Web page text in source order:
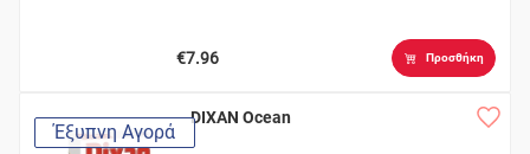
€7.96 Προσθήκη
Έξυπνη Αγορά
DIXAN Ocean